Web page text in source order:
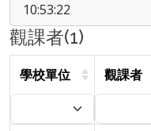
10:53:22
觀課者(1)
學校單位 觀課者